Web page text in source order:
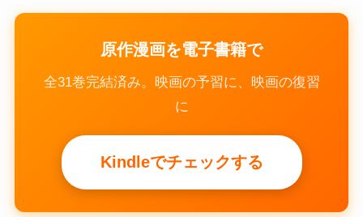
原作漫画を電子書籍で
全31巻完結済み。映画の予習に、映画の復習
に
Kindleでチェックする